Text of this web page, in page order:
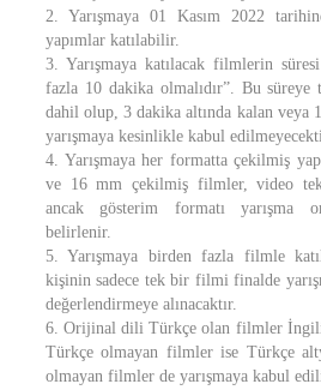
2. Yarışmaya 01 Kasım 2022
yapımlar katılabilir.
3. Yarışmaya katılacak filmlerin
fazla 10 dakika olmalıdır”. Bu süreye
dahil olup, 3 dakika altında kalan veya
yarışmaya kesinlikle kabul
4. Yarışmaya her formatta çekilmiş
ve 16 mm çekilmiş filmler, video
ancak gösterim formatı yarışma
belirlenir.
5. Yarışmaya birden fazla filmle
kişinin sadece tek bir filmi finalde
değerlendirmeye alınacaktır.
6. Orijinal dili Türkçe olan filmler
Türkçe olmayan filmler ise Türkçe
olmayan filmler de yarışmaya kabul